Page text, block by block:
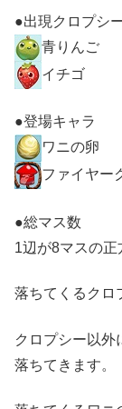
●出現クロプシ
青りんご
イチゴ
●登場キャラ
ワニの卵
ファイヤー
●総マス数
1辺が8マスの正
落ちてくるクロ
クロプシー以外
落ちてきます。